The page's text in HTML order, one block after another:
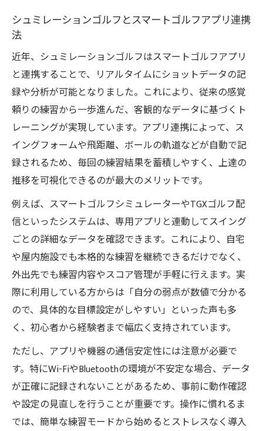
シュミレーションゴルフとスマートゴルフアプリ連携
法
近年、シュミレーションゴルフはスマートゴルフアプリ
と連携することで、リアルタイムにショットデータの記
録や分析が可能となりました。これにより、従来の感覚
頼りの練習から一歩進んだ、客観的なデータに基づくト
レーニングが実現しています。アプリ連携によって、ス
イングフォームや飛距離、ボールの軌道などが自動で記
録されるため、毎回の練習結果を蓄積しやすく、上達の
推移を可視化できるのが最大のメリットです。
例えば、スマートゴルフシミュレーターやTGXゴルフ配
信といったシステムは、専用アプリと連動してスイング
ごとの詳細なデータを確認できます。これにより、自宅
や屋内施設でも本格的な練習を継続できるだけでなく、
外出先でも練習内容やスコア管理が手軽に行えます。実
際に利用している方からは「自分の弱点が数値で分かる
ので、具体的な目標設定がしやすい」といった声も多
く、初心者から経験者まで幅広く支持されています。
ただし、アプリや機器の通信安定性には注意が必要で
す。特にWi-FiやBluetoothの環境が不安定な場合、データ
が正確に記録されないことがあるため、事前に動作確認
や設定の見直しを行うことが重要です。操作に慣れるま
では、簡単な練習モードから始めるとストレスなく導入